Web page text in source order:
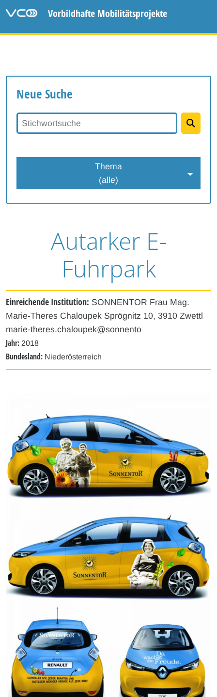
Vorbildhafte Mobilitätsprojekte
Autarker E-
Fuhrpark
Einreichende Institution: SONNENTOR Frau Mag.
Marie-Theres Chaloupek Sprögnitz 10, 3910 Zwettl
marie-theres.chaloupek@sonnento
Jahr: 2018
Bundesland: Niederösterreich
Neue Suche
Stichwortsuche
Thema
(alle)